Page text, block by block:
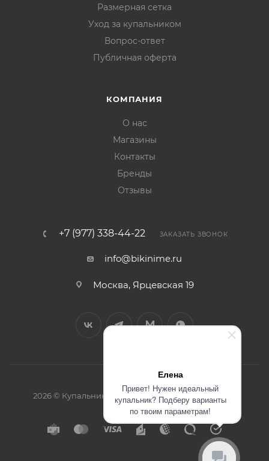
Елена
Привет! Нужен идеальный
купальник? Подберу варианты
по твоим параметрам!
Размерная сетка
Уход за купальником
Вопрос-ответ
Публичная оферта
КОМПАНИЯ
О нас
Магазины
Контакты
Бренды
Отзывы
+7 (977) 338-44-22 ЗАКАЗАТЬ ЗВОНОК
info@bikinime.ru
Москва, Ярцевская 19
2026 © Купальники интернет-магазин BikiniMe.ru